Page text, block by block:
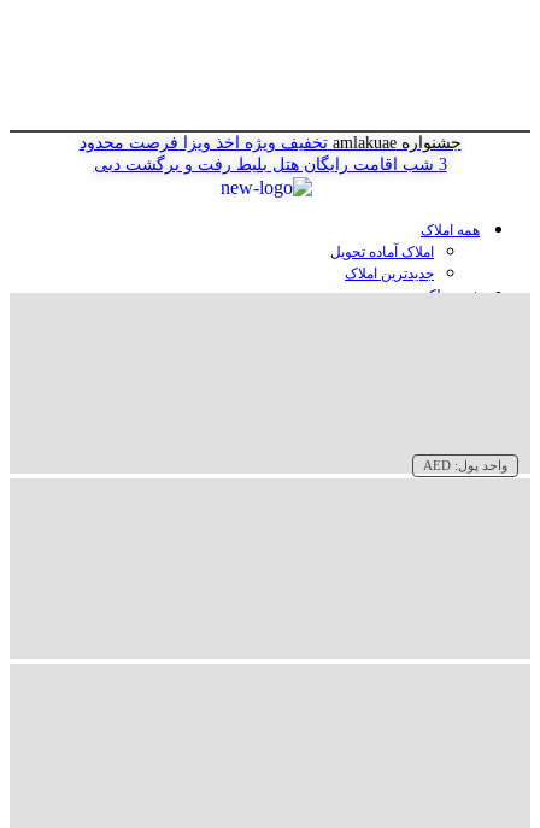
جشنواره amlakuae تخفیف ویژه اخذ ویزا فرصت محدود
3 شب اقامت رایگان هتل
بلیط رفت و برگشت دبی
همه املاک
املاک آماده تحویل
جدیدترین املاک
خرید ملک در دبی
واحد پول: AED